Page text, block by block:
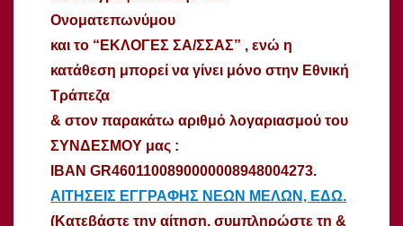
Ονοματεπωνύμου
και το “ΕΚΛΟΓΕΣ ΣΑ/ΣΣΑΣ” , ενώ η
κατάθεση μπορεί να γίνει μόνο στην Εθνική
Τράπεζα
& στον παρακάτω αριθμό λογαριασμού του
ΣΥΝΔΕΣΜΟΥ μας :
IBAN GR4601100890000008948004273.
ΑΙΤΗΣΕΙΣ ΕΓΓΡΑΦΗΣ ΝΕΩΝ ΜΕΛΩΝ, ΕΔΩ.
(Κατεβάστε την αίτηση, συμπληρώστε τη &